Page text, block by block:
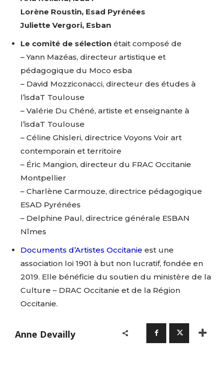
Lorène Roustin, Esad Pyrénées
Juliette Vergori, Esban
Le comité de sélection était composé de
– Yann Mazéas, directeur artistique et
pédagogique du Moco esba
– David Mozziconacci, directeur des études à
l’isdaT Toulouse
– Valérie Du Chéné, artiste et enseignante à
l’isdaT Toulouse
– Céline Ghisleri, directrice Voyons Voir art
contemporain et territoire
– Éric Mangion, directeur du FRAC Occitanie
Montpellier
– Charlène Carmouze, directrice pédagogique
ESAD Pyrénées
– Delphine Paul, directrice générale ESBAN
Nîmes
Documents d’Artistes Occitanie est une
association loi 1901 à but non lucratif, fondée en
2019. Elle bénéficie du soutien du ministère de la
Culture – DRAC Occitanie et de la Région
Occitanie.
Anne Devailly